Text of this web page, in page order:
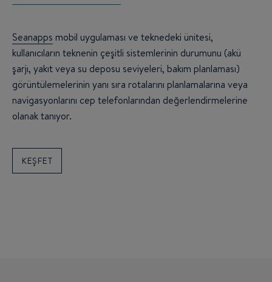
Seanapps mobil uygulaması ve teknedeki ünitesi,
kullanıcıların teknenin çeşitli sistemlerinin durumunu (akü
şarjı, yakıt veya su deposu seviyeleri, bakım planlaması)
görüntülemelerinin yanı sıra rotalarını planlamalarına veya
navigasyonlarını cep telefonlarından değerlendirmelerine
olanak tanıyor.
KEŞFET